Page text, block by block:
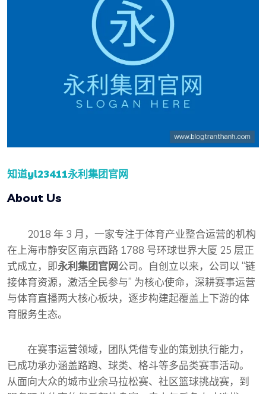
知道yl23411永利集团官网
About Us
2018 年 3 月，一家专注于体育产业整合运营的机构
在上海市静安区南京西路 1788 号环球世界大厦 25 层正
式成立，即永利集团官网公司。自创立以来，公司以 “链
接体育资源，激活全民参与” 为核心使命，深耕赛事运营
与体育直播两大核心板块，逐步构建起覆盖上下游的体
育服务生态。
在赛事运营领域，团队凭借专业的策划执行能力，
已成功承办涵盖路跑、球类、格斗等多品类赛事活动。
从面向大众的城市业余马拉松赛、社区篮球挑战赛，到